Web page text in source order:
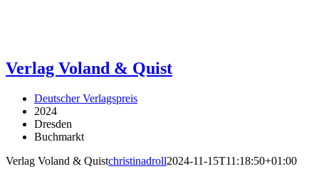
Verlag Voland & Quist
Deutscher Verlagspreis
2024
Dresden
Buchmarkt
Verlag Voland & Quistchristinadroll2024-11-15T11:18:50+01:00